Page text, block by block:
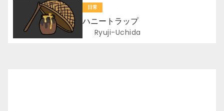
ン
日常
ハニートラップ
Ryuji-Uchida